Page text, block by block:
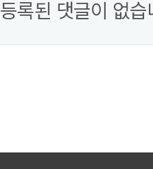
등록된 댓글이 없습